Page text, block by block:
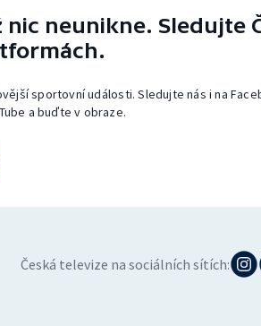
nic neunikne. Sledujte
sportovní události. Sledujte nás i na
a buďte v obraze.
Česká televize na sociálních sítích: